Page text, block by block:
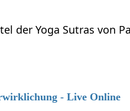
der Yoga Sutras von
- Live Online